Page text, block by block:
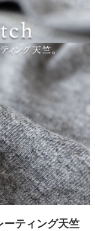
ーティング天竺